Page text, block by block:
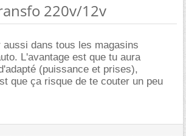
220v/12v
aussi dans tous les magasins
L'avantage est que tu aura
(puissance et prises),
que ça risque de te couter un peu